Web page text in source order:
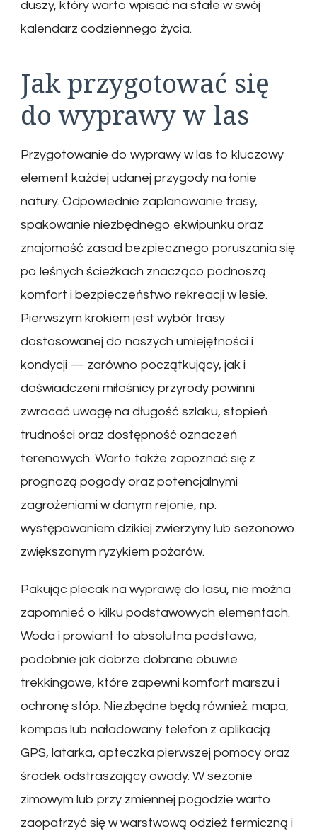
duszy, który warto wpisać na stałe w swój
kalendarz codziennego życia.
Jak przygotować się
do wyprawy w las
Przygotowanie do wyprawy w las to kluczowy
element każdej udanej przygody na łonie
natury. Odpowiednie zaplanowanie trasy,
spakowanie niezbędnego ekwipunku oraz
znajomość zasad bezpiecznego poruszania się
po leśnych ścieżkach znacząco podnoszą
komfort i bezpieczeństwo rekreacji w lesie.
Pierwszym krokiem jest wybór trasy
dostosowanej do naszych umiejętności i
kondycji — zarówno początkujący, jak i
doświadczeni miłośnicy przyrody powinni
zwracać uwagę na długość szlaku, stopień
trudności oraz dostępność oznaczeń
terenowych. Warto także zapoznać się z
prognozą pogody oraz potencjalnymi
zagrożeniami w danym rejonie, np.
występowaniem dzikiej zwierzyny lub sezonowo
zwiększonym ryzykiem pożarów.
Pakując plecak na wyprawę do lasu, nie można
zapomnieć o kilku podstawowych elementach.
Woda i prowiant to absolutna podstawa,
podobnie jak dobrze dobrane obuwie
trekkingowe, które zapewni komfort marszu i
ochronę stóp. Niezbędne będą również: mapa,
kompas lub naładowany telefon z aplikacją
GPS, latarka, apteczka pierwszej pomocy oraz
środek odstraszający owady. W sezonie
zimowym lub przy zmiennej pogodzie warto
zaopatrzyć się w warstwową odzież termiczną i